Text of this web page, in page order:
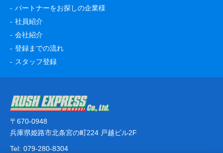
パートナーをお探しの企業様
社員紹介
会社紹介
登録までの流れ
スタッフ登録
〒670-0948
兵庫県姫路市北条宮の町224 戸越ビル2F
Tel: 079-280-8304